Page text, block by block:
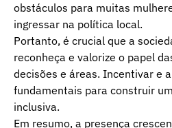
obstáculos para muitas
ingressar na política local.
Portanto, é crucial que a
reconheça e valorize o papel
decisões e áreas. Incentivar e
fundamentais para construir
inclusiva.
Em resumo, a presença